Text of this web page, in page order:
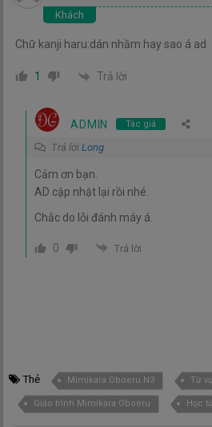
Khách
Chữ kanji haru:dán nhầm hay sao á ad
1 Trả lời
ADMIN Tác giả
Trả lờiLong
Cảm ơn bạn.
AD cập nhật lại rồi nhé.
Chắc do lỗi đánh máy á.
0 Trả lời
Thẻ Mimikara Oboeru N3 Từ
Giáo trình Mimikara Oboeru Học